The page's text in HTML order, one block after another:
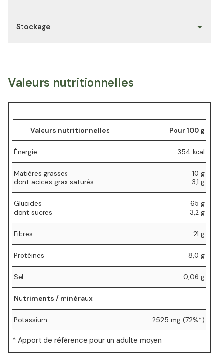
Stockage
Valeurs nutritionnelles
Valeurs nutritionnelles Pour 100 g
Énergie 354 kcal
Matières grasses
⁠dont acides gras saturés
10 g
⁠3,1 g
Glucides
⁠dont sucres
65 g
⁠3,2 g
Fibres 21 g
Protéines 8,0 g
Sel 0,06 g
Nutriments / minéraux
Potassium 2525 mg (72%*)
* Apport de référence pour un adulte moyen